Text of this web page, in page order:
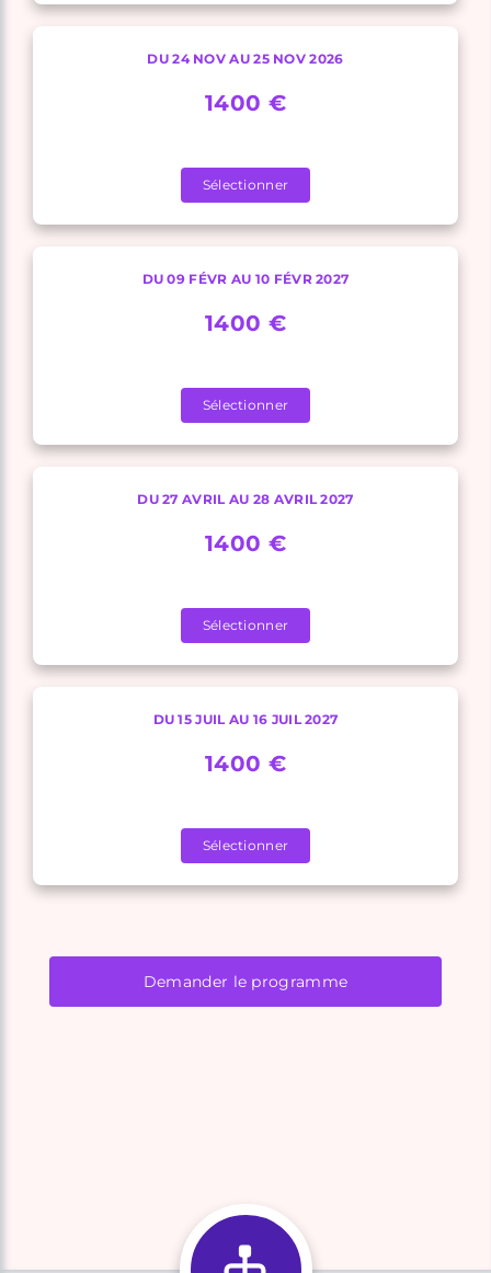
DU 24 NOV AU 25 NOV 2026
1400 €
Sélectionner
DU 09 FÉVR AU 10 FÉVR 2027
1400 €
Sélectionner
DU 27 AVRIL AU 28 AVRIL 2027
1400 €
Sélectionner
DU 15 JUIL AU 16 JUIL 2027
1400 €
Sélectionner
Demander le programme